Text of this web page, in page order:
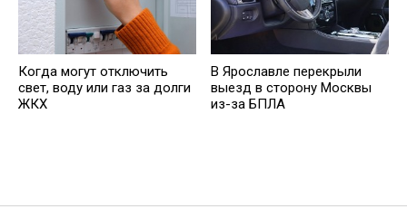
Когда могут отключить
свет, воду или газ за долги
ЖКХ
В Ярославле перекрыли
выезд в сторону Москвы
из-за БПЛА